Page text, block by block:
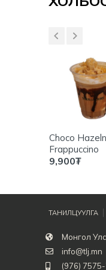
Choco
Frappuccino
9,900₮
Монгол
info@tlj.mn
(976)
ТАНИЛЦУУЛГА